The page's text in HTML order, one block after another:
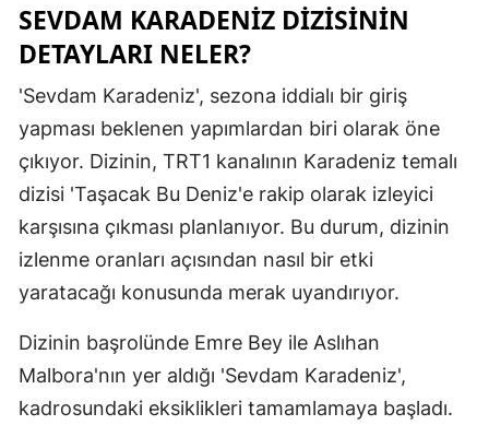
Gaziantep
Giresun
Hakkari
İstanbul
SEVDAM KARADENIZ DIZISININ
DETAYLARI NELER?
'Sevdam Karadeniz', sezona iddialı bir giriş
yapması beklenen yapımlardan biri olarak öne
çıkıyor. Dizinin, TRT1 kanalının Karadeniz temalı
dizisi 'Taşacak Bu Deniz'e rakip olarak izleyici
karşısına çıkması planlanıyor. Bu durum, dizinin
izlenme oranları açısından nasıl bir etki
yaratacağı konusunda merak uyandırıyor.
Dizinin başrolünde Emre Bey ile Aslıhan
Malbora'nın yer aldığı 'Sevdam Karadeniz',
kadrosundaki eksiklikleri tamamlamaya başladı.